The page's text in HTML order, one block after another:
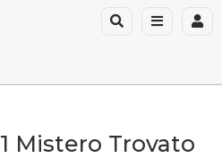
1 Mistero Trovato